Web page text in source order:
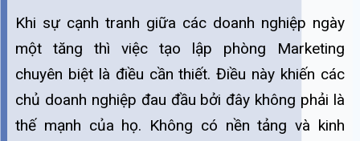
Khi sự cạnh tranh giữa các doanh nghiệp ngày
một tăng thì việc tạo lập phòng Marketing
chuyên biệt là điều cần thiết. Điều này khiến các
chủ doanh nghiệp đau đầu bởi đây không phải là
thế mạnh của họ. Không có nền tảng và kinh